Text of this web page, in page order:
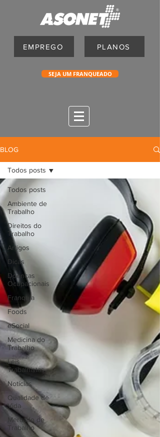
EMPREGO PLANOS
SEJA UM FRANQUEADO
BLOG
Todos posts
Ambiente de
Trabalho
Direitos do
Trabalho
Artigos
Dicas
Doenças
Ocupacionais
Franquia
Foods
eSocial
Medicina do
Trabalho
Leis
Trabalhistas
Notícias
Qualidade de
Vida
Mercado de
Trabalho
Todos posts